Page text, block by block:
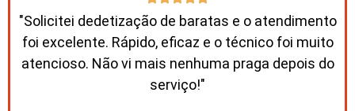
"Solicitei dedetização de baratas e o atendimento
foi excelente. Rápido, eficaz e o técnico foi muito
atencioso. Não vi mais nenhuma praga depois do
serviço!"